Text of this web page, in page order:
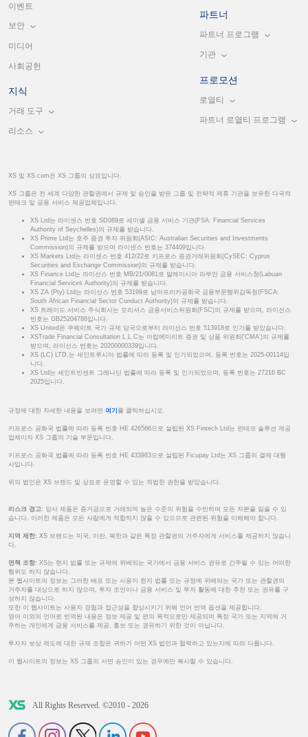
이벤트
보안
미디어
사회공헌
지식
거래 도구
리소스
파트너
파트너 프로그램
기관
프로모션
로열티
파트너 로열티 프로그램
XS 및 XS.com은 XS 그룹의 상표입니다.
XS 그룹은 전 세계 다양한 관할권에서 규제 및 승인을 받은 그룹 및 전략적 제휴 기관을 보유한 다국적
핀테크 및 금융 서비스 제공업체입니다.
XS Ltd는 라이센스 번호 SD089로 세이셸 금융 서비스 기관(FSA: Financial Services
Authority of Seychelles)의 규제를 받습니다.
XS Prime Ltd는 호주 증권 투자 위원회(ASIC: Australian Securities and Investments
Commission)의 규제를 받으며 라이센스 번호는 374409입니다.
XS Markets Ltd는 라이센스 번호 412/22로 키프로스 증권거래위원회(CySEC: Cyprus
Securities and Exchange Commission)의 규제를 받습니다.
XS Finance Ltd는 라이선스 번호 MB/21/0081로 말레이시아 라부안 금융 서비스청(Labuan
Financial Services Authority)의 규제를 받습니다.
XS ZA (Pty) Ltd는 라이선스 번호 53199로 남아프리카공화국 금융부문행위감독청(FSCA:
South African Financial Sector Conduct Authority)의 규제를 받습니다.
XS 트레이드 서비스 주식회사는 모리셔스 금융서비스위원회(FSC)의 규제를 받으며, 라이선스
번호는 GB25204786입니다.
XS United은 쿠웨이트 국가 규제 당국으로부터 라이선스 번호 513918로 인가를 받았습니다.
XSTrade Financial Consultation L.L.C는 아랍에미리트 증권 및 상품 위원회('CMA')의 규제를
받으며, 라이선스 번호는 20200000339입니다.
XS (LC) LTD.는 세인트루시아 법률에 따라 등록 및 인가되었으며, 등록 번호는 2025-00114입
니다.
XS Ltd는 세인트빈센트 그레나딘 법률에 따라 등록 및 인가되었으며, 등록 번호는 27216 BC
2025입니다.
규정에 대한 자세한 내용을 보려면 여기 를 클릭하십시오.
키프로스 공화국 법률에 따라 등록 번호 HE 426566으로 설립된 XS Fintech Ltd는 핀테크 솔루션 제공
업체이자 XS 그룹의 기술 부문입니다.
키프로스 공화국 법률에 따라 등록 번호 HE 433983으로 설립된 Ficupay Ltd는 XS 그룹의 결제 대행
사입니다.
위의 법인은 XS 브랜드 및 상표로 운영할 수 있는 적법한 권한을 받았습니다.
리스크 경고: 당사 제품은 증거금으로 거래되며 높은 수준의 위험을 수반하며 모든 자본을 잃을 수 있
습니다. 이러한 제품은 모든 사람에게 적합하지 않을 수 있으므로 관련된 위험을 이해해야 합니다.
지역 제한: XS 브랜드는 미국, 이란, 북한과 같은 특정 관할권의 거주자에게 서비스를 제공하지 않습니
다.
면책 조항: XS는 현지 법률 또는 규제에 위배되는 국가에서 금융 서비스 권유로 간주될 수 있는 어떠한
행위도 하지 않습니다.
본 웹사이트의 정보는 그러한 배포 또는 사용이 현지 법률 또는 규정에 위배되는 국가 또는 관할권의
거주자를 대상으로 하지 않으며, 투자 조언이나 금융 서비스 및 투자 활동에 대한 추천 또는 권유를 구
성하지 않습니다.
또한 이 웹사이트는 사용자 경험과 접근성을 향상시키기 위해 언어 번역 옵션을 제공합니다.
영어 이외의 언어로 번역된 내용은 정보 제공 및 편의 목적으로만 제공되며 특정 국가 또는 지역에 거
주하는 개인에게 금융 서비스를 제공, 홍보 또는 권유하기 위한 것이 아닙니다.
투자자 보상 제도에 대한 규제 조항은 귀하가 어떤 XS 법인과 협력하고 있는지에 따라 다릅니다.
이 웹사이트의 정보는 XS 그룹의 서면 승인이 있는 경우에만 복사할 수 있습니다.
All Rights Reserved. ©2010 - 2026